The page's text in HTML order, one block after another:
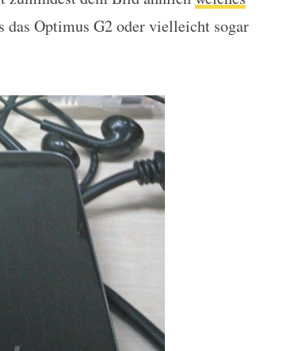
das Optimus G2 oder vielleicht sogar